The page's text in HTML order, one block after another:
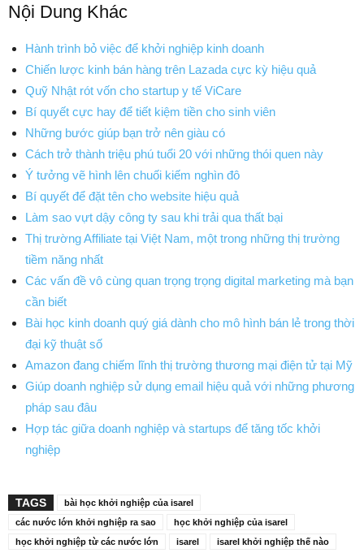
Nội Dung Khác
Hành trình bỏ việc để khởi nghiệp kinh doanh
Chiến lược kinh bán hàng trên Lazada cực kỳ hiệu quả
Quỹ Nhật rót vốn cho startup y tế ViCare
Bí quyết cực hay để tiết kiệm tiền cho sinh viên
Những bước giúp bạn trở nên giàu có
Cách trở thành triệu phú tuổi 20 với những thói quen này
Ý tưởng vẽ hình lên chuối kiếm nghìn đô
Bí quyết để đặt tên cho website hiệu quả
Làm sao vựt dậy công ty sau khi trải qua thất bại
Thị trường Affiliate tại Việt Nam, một trong những thị trường
tiềm năng nhất
Các vấn đề vô cùng quan trọng trọng digital marketing mà bạn
cần biết
Bài học kinh doanh quý giá dành cho mô hình bán lẻ trong thời
đại kỹ thuật số
Amazon đang chiếm lĩnh thị trường thương mại điện tử tại Mỹ
Giúp doanh nghiệp sử dụng email hiệu quả với những phương
pháp sau đâu
Hợp tác giữa doanh nghiệp và startups để tăng tốc khởi
nghiệp
TAGS
bài học khởi nghiệp của isarel
các nước lớn khởi nghiệp ra sao
học khởi nghiệp của isarel
học khởi nghiệp từ các nước lớn
isarel isarel khởi nghiệp thế nào